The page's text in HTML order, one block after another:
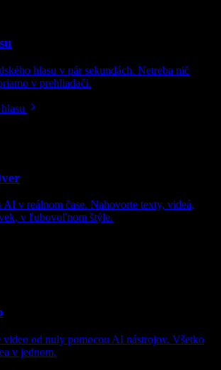
hlasu v pár sekundách. Netreba nič
v prehliadači.
v reálnom čase. Nahovorte texty, videá,
v ľubovoľnom štýle.
video od nuly pomocou AI nástrojov. Všetko
v jednom.